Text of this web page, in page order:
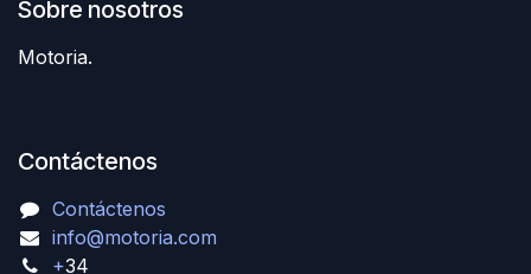
Sobre nosotros
Motoria.
Contáctenos
Contáctenos
info@motoria.com
+34